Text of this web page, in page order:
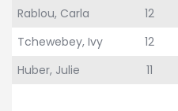
Rablou, Carla
12
Tchewebey, Ivy
12
Huber, Julie
11